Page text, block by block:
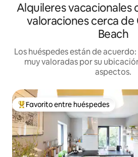
Alquileres vacacionales
valoraciones cerca
Beach
Los huéspedes están de
muy valoradas por su
aspectos.
Favorito entre huéspedes preferido
Favorito entre huéspedes